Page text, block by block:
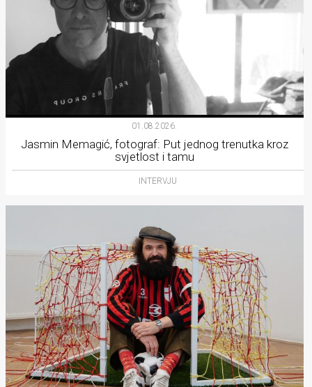
01.08.2026.
Jasmin Memagić, fotograf: Put jednog trenutka kroz
svjetlost i tamu
INTERVJU